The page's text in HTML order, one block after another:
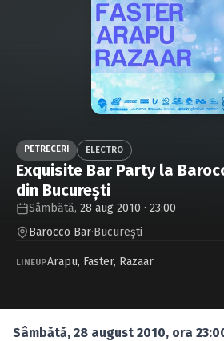
Caută în site...
PETRECERI ELECTRO
Exquisite Bar Party la
din Bucureşti
Sâmbătă, 28 aug 2010 · 23:00
Barocco Bar·Bucureşti
LINEUPArapu, Faster, Razaar
Sâmbătă, 28 august 2010, ora